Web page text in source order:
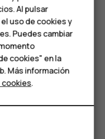
favoritas
estación.
una estación de radio
presionemore_vert
los auriculares.
Al pulsar
uso de cookies y
Puedes cambiar
cookies" en la
Más información
.